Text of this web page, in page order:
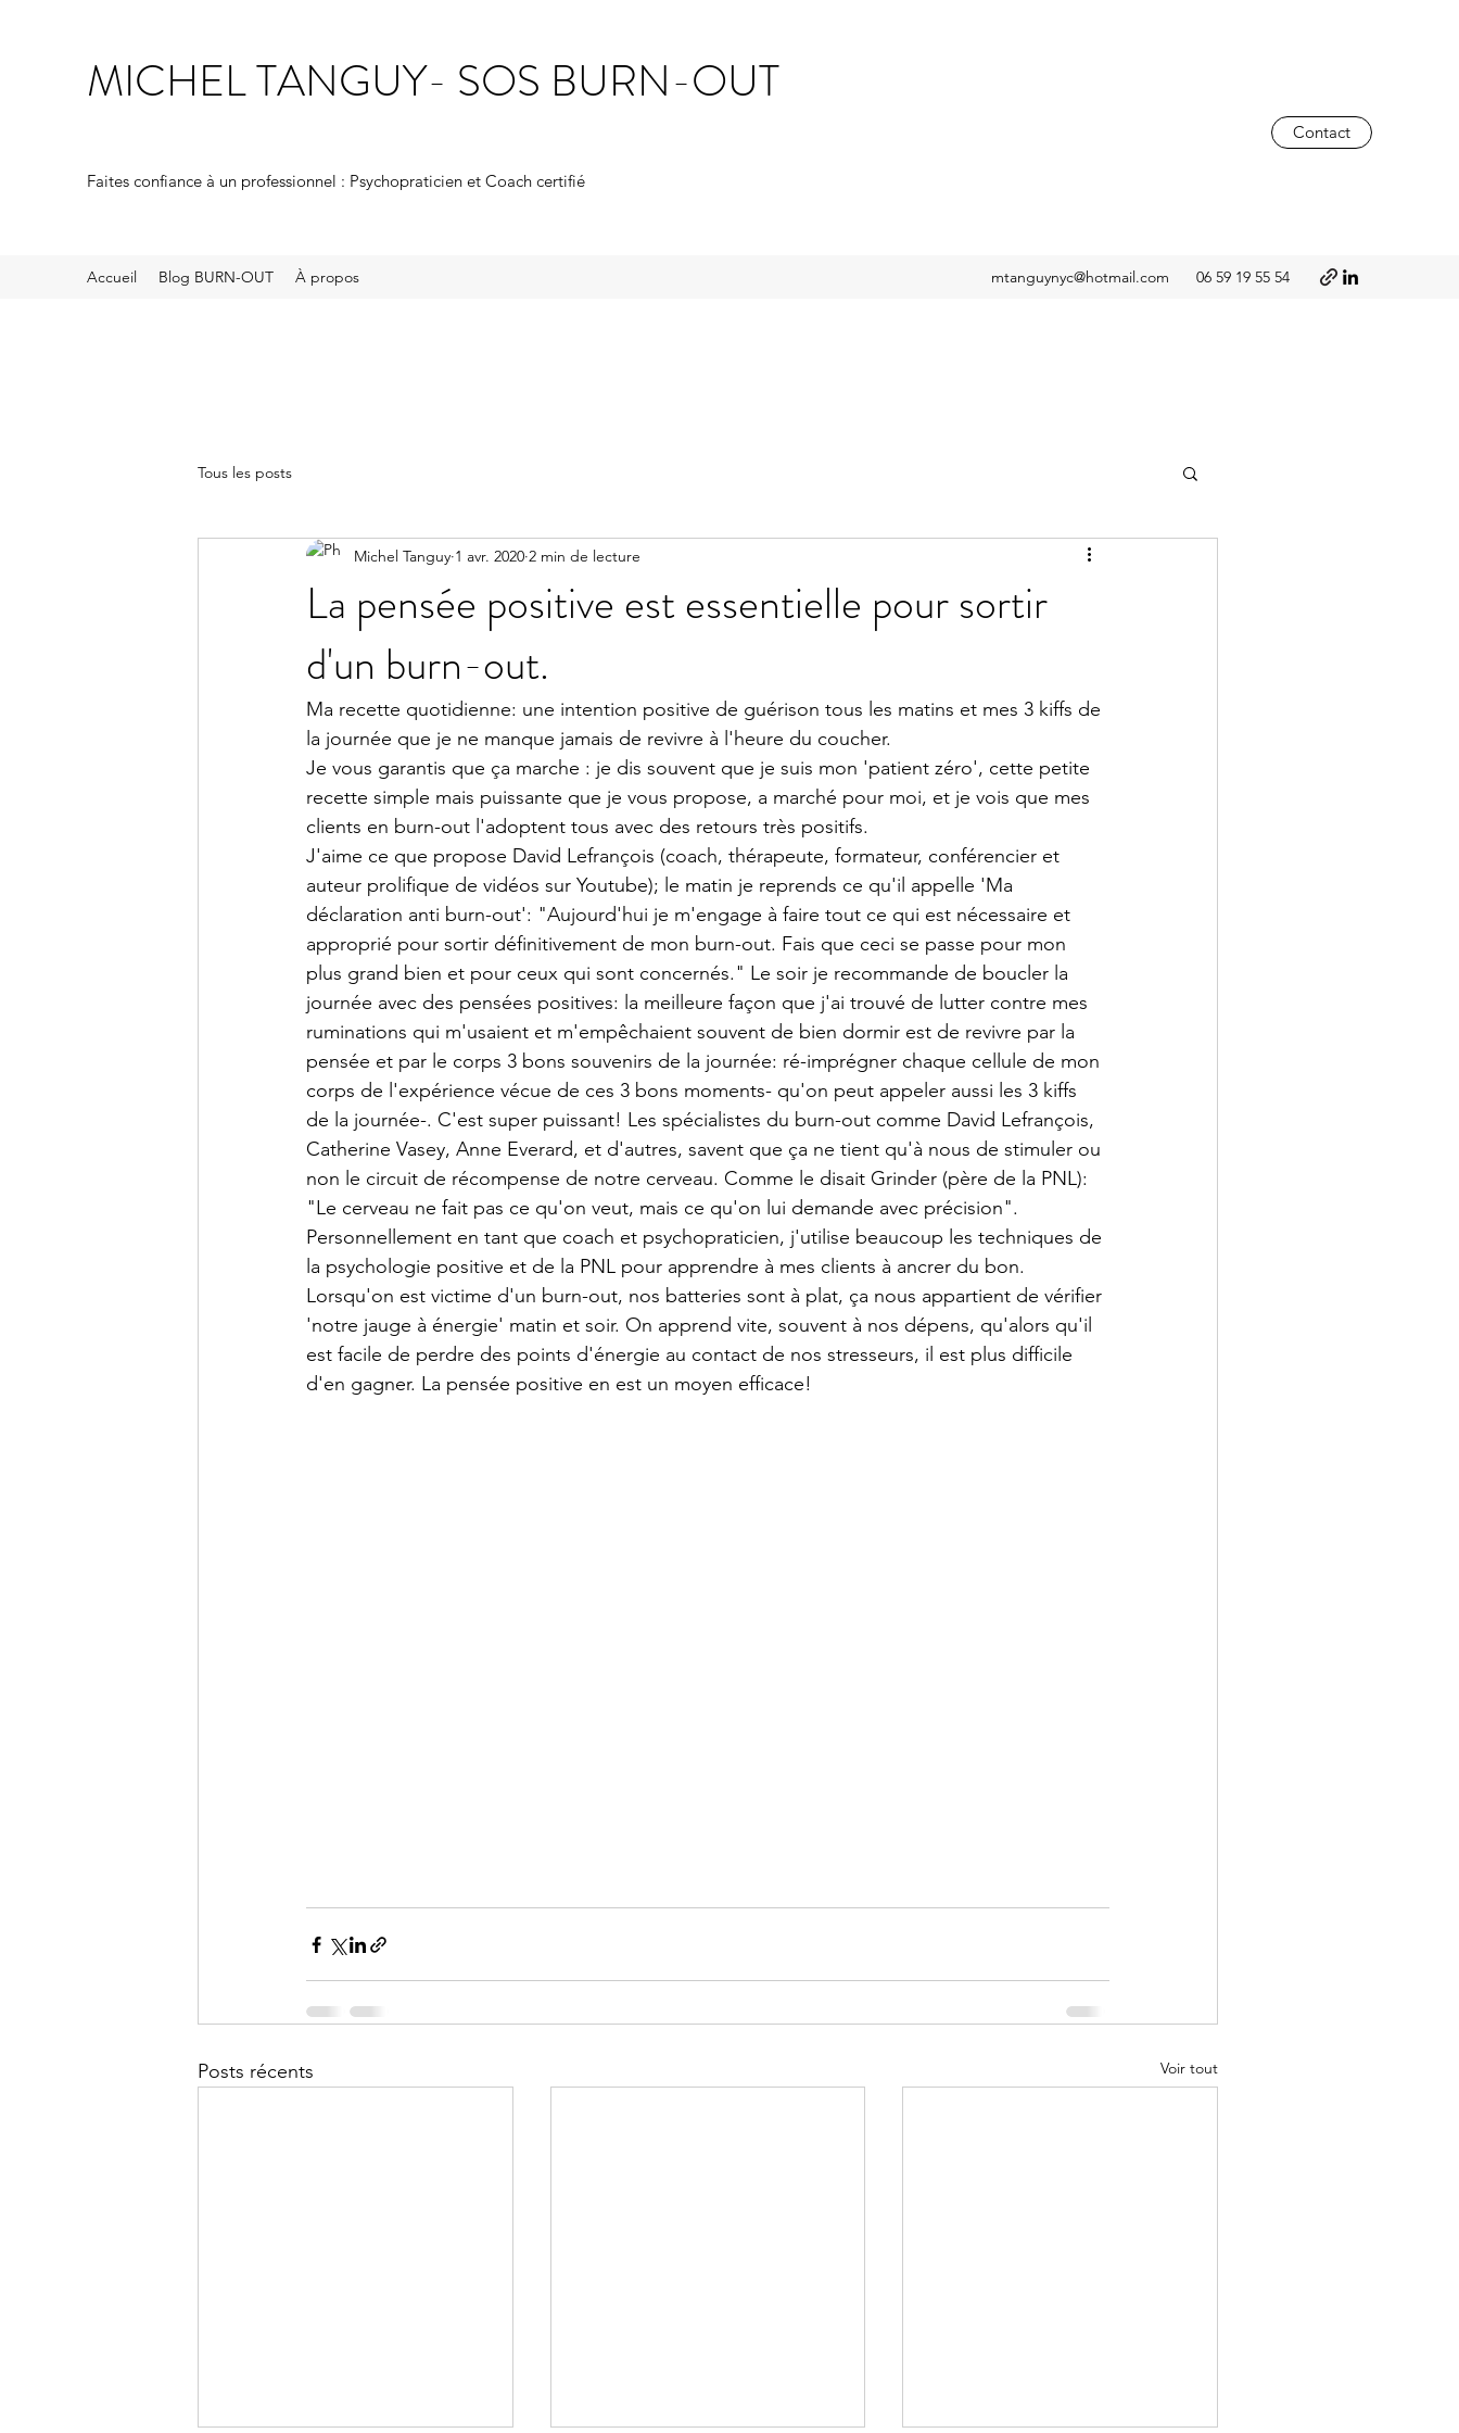
MICHEL TANGUY- SOS BURN-OUT
Faites confiance à un professionnel : Psychopraticien et Coach certifié
Contact
Accueil Blog BURN-OUT À propos mtanguynyc@hotmail.com 06 59 19 55 54
Tous les posts
La pensée positive est essentielle pour sortir
d'un burn-out.
Michel Tanguy 1 avr. 2020 2 min de lecture
Ma recette quotidienne: une intention positive de guérison tous les matins et mes 3 kiffs de
la journée que je ne manque jamais de revivre à l'heure du coucher.
Je vous garantis que ça marche : je dis souvent que je suis mon 'patient zéro', cette petite
recette simple mais puissante que je vous propose, a marché pour moi, et je vois que mes
clients en burn-out l'adoptent tous avec des retours très positifs.
J'aime ce que propose David Lefrançois (coach, thérapeute, formateur, conférencier et
auteur prolifique de vidéos sur Youtube); le matin je reprends ce qu'il appelle 'Ma
déclaration anti burn-out': "Aujourd'hui je m'engage à faire tout ce qui est nécessaire et
approprié pour sortir définitivement de mon burn-out. Fais que ceci se passe pour mon
plus grand bien et pour ceux qui sont concernés." Le soir je recommande de boucler la
journée avec des pensées positives: la meilleure façon que j'ai trouvé de lutter contre mes
ruminations qui m'usaient et m'empêchaient souvent de bien dormir est de revivre par la
pensée et par le corps 3 bons souvenirs de la journée: ré-imprégner chaque cellule de mon
corps de l'expérience vécue de ces 3 bons moments- qu'on peut appeler aussi les 3 kiffs
de la journée-. C'est super puissant! Les spécialistes du burn-out comme David Lefrançois,
Catherine Vasey, Anne Everard, et d'autres, savent que ça ne tient qu'à nous de stimuler ou
non le circuit de récompense de notre cerveau. Comme le disait Grinder (père de la PNL):
"Le cerveau ne fait pas ce qu'on veut, mais ce qu'on lui demande avec précision".
Personnellement en tant que coach et psychopraticien, j'utilise beaucoup les techniques de
la psychologie positive et de la PNL pour apprendre à mes clients à ancrer du bon.
Lorsqu'on est victime d'un burn-out, nos batteries sont à plat, ça nous appartient de vérifier
'notre jauge à énergie' matin et soir. On apprend vite, souvent à nos dépens, qu'alors qu'il
est facile de perdre des points d'énergie au contact de nos stresseurs, il est plus difficile
d'en gagner. La pensée positive en est un moyen efficace!
Posts récents Voir tout